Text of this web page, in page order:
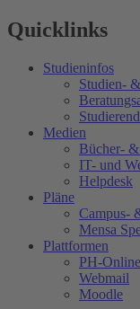
Quicklinks
Studieninfos
Studien-
Medien
Bücher-
IT- und
Helpdesk
Pläne
Campus-
Mensa
Plattformen
PH-Online
Webmail
Moodle